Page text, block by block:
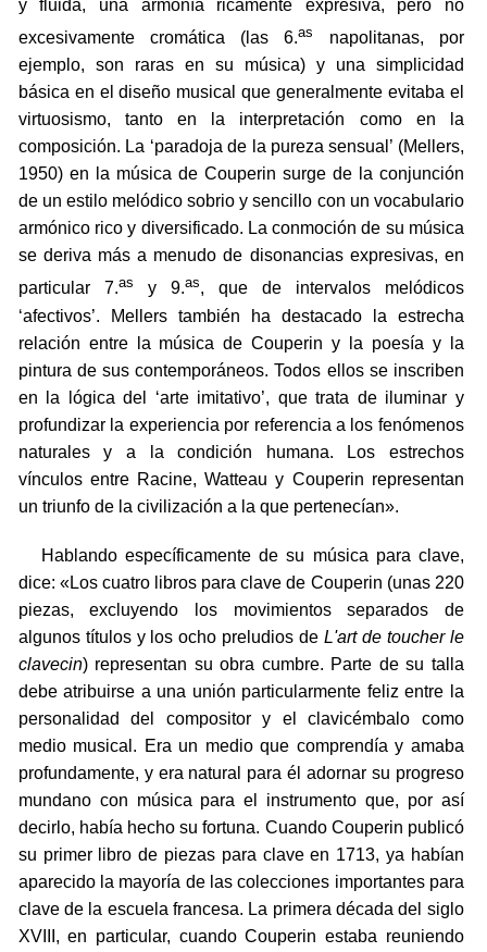
y fluida, una armonía ricamente expresiva, pero no
excesivamente cromática (las 6.as
napolitanas, por
ejemplo, son raras en su música) y una simplicidad
básica en el diseño musical que generalmente evitaba el
virtuosismo, tanto en la interpretación como en la
composición. La ‘paradoja de la pureza sensual’ (Mellers,
1950) en la música de Couperin surge de la conjunción
de un estilo melódico sobrio y sencillo con un vocabulario
armónico rico y diversificado. La conmoción de su música
se deriva más a menudo de disonancias expresivas, en
particular 7.as y 9.as, que de intervalos melódicos
‘afectivos’. Mellers también ha destacado la estrecha
relación entre la música de Couperin y la poesía y la
pintura de sus contemporáneos. Todos ellos se inscriben
en la lógica del ‘arte imitativo’, que trata de iluminar y
profundizar la experiencia por referencia a los fenómenos
naturales y a la condición humana. Los estrechos
vínculos entre Racine, Watteau y Couperin representan
un triunfo de la civilización a la que pertenecían».
Hablando específicamente de su música para clave,
dice: «Los cuatro libros para clave de Couperin (unas 220
piezas, excluyendo los movimientos separados de
algunos títulos y los ocho preludios deL'art de toucher le
clavecin) representan su obra cumbre. Parte de su talla
debe atribuirse a una unión particularmente feliz entre la
personalidad del compositor y el clavicémbalo como
medio musical. Era un medio que comprendía y amaba
profundamente, y era natural para él adornar su progreso
mundano con música para el instrumento que, por así
decirlo, había hecho su fortuna. Cuando Couperin publicó
su primer libro de piezas para clave en 1713, ya habían
aparecido la mayoría de las colecciones importantes para
clave de la escuela francesa. La primera década del siglo
XVIII, en particular, cuando Couperin estaba reuniendo